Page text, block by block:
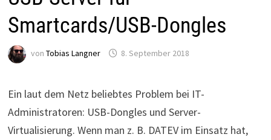
Smartcards/USB-Dongles
von Tobias Langner 8. September 2018
Ein laut dem Netz beliebtes Problem bei IT-
Administratoren: USB-Dongles und Server-
Virtualisierung. Wenn man z. B. DATEV im Einsatz hat,